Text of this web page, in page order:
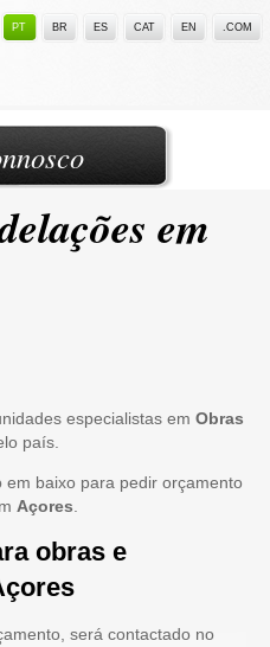
PT BR ES CAT EN .COM
em
especialistas em Obras
país.
baixo para pedir orçamento
Açores
obras e
será contactado no